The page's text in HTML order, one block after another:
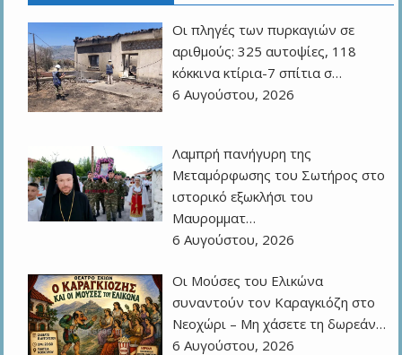
Οι πληγές των πυρκαγιών σε
αριθμούς: 325 αυτοψίες, 118
κόκκινα κτίρια-7 σπίτια σ…
6 Αυγούστου, 2026
Λαμπρή πανήγυρη της
Μεταμόρφωσης του Σωτήρος στο
ιστορικό εξωκλήσι του
Μαυρομματ…
6 Αυγούστου, 2026
Οι Μούσες του Ελικώνα
συναντούν τον Καραγκιόζη στο
Νεοχώρι – Μη χάσετε τη δωρεάν…
6 Αυγούστου, 2026